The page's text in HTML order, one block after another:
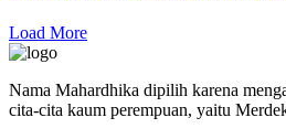
Load More
Nama Mahardhika dipilih karena
cita-cita kaum perempuan, yaitu